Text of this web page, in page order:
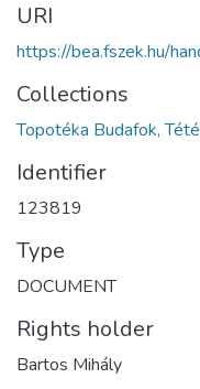
URI
https://bea.fszek.hu/
Collections
Topotéka Budafok,
Identifier
123819
Type
DOCUMENT
Rights holder
Bartos Mihály